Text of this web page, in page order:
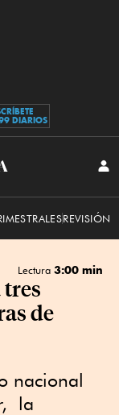
DIARIOS
REVISIÓN
Lectura 3:00 min
de
nacional
la